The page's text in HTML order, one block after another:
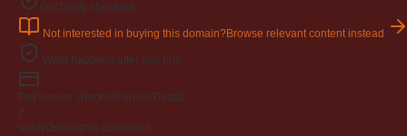
GoDaddy checkout
Not interested in buying this domain?Browse relevant content instead
What happens after you buy
PaySecure checkout on GoDaddy
2
VerifyOwnership confirmed